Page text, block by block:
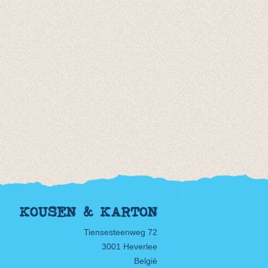
KOUSEN & KARTON
Tiensesteenweg 72
3001 Heverlee
België